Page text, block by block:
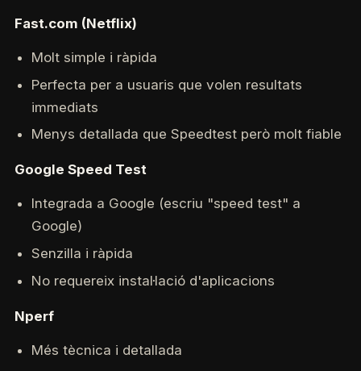
Fast.com (Netflix)
Molt simple i ràpida
Perfecta per a usuaris que volen resultats
immediats
Menys detallada que Speedtest però molt fiable
Google Speed Test
Integrada a Google (escriu "speed test" a
Google)
Senzilla i ràpida
No requereix instal·lació d'aplicacions
Nperf
Més tècnica i detallada